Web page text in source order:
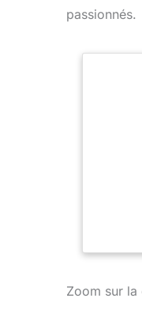
passionnés.
Zoom sur